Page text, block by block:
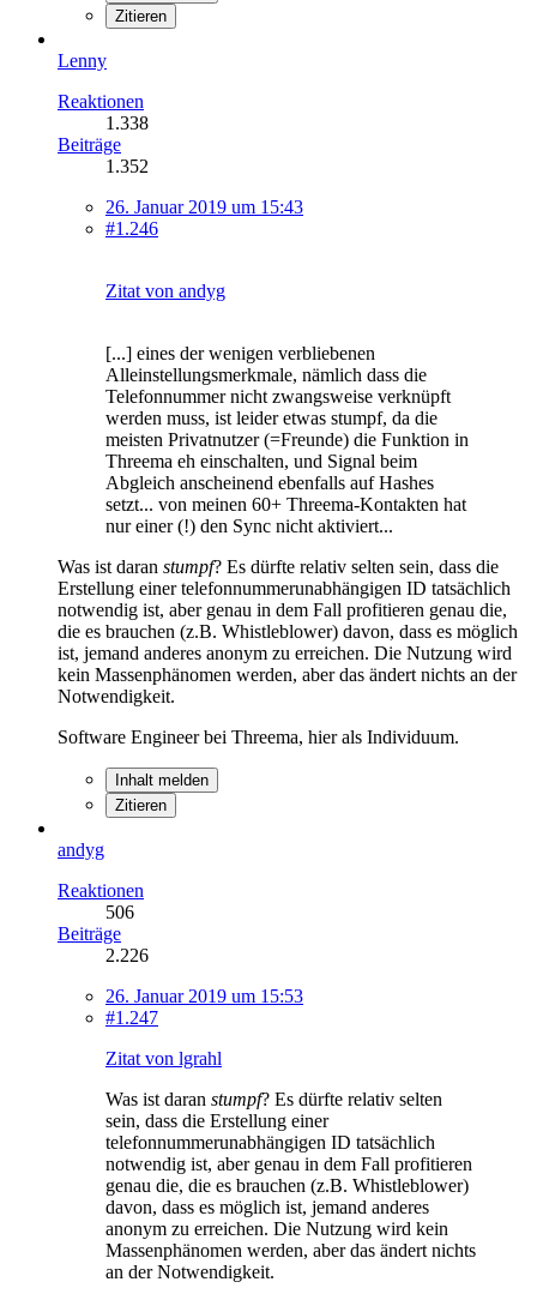
Zitieren
Lenny
Reaktionen
1.338
Beiträge
1.352
26. Januar 2019 um 15:43
#1.246
Zitat von andyg
[...] eines der wenigen verbliebenen
Alleinstellungsmerkmale, nämlich dass die
Telefonnummer nicht zwangsweise verknüpft
werden muss, ist leider etwas stumpf, da die
meisten Privatnutzer (=Freunde) die Funktion in
Threema eh einschalten, und Signal beim
Abgleich anscheinend ebenfalls auf Hashes
setzt... von meinen 60+ Threema-Kontakten hat
nur einer (!) den Sync nicht aktiviert...
Was ist daran stumpf? Es dürfte relativ selten sein, dass die
Erstellung einer telefonnummerunabhängigen ID tatsächlich
notwendig ist, aber genau in dem Fall profitieren genau die,
die es brauchen (z.B. Whistleblower) davon, dass es möglich
ist, jemand anderes anonym zu erreichen. Die Nutzung wird
kein Massenphänomen werden, aber das ändert nichts an der
Notwendigkeit.
Software Engineer bei Threema, hier als Individuum.
Inhalt melden
Zitieren
andyg
Reaktionen
506
Beiträge
2.226
26. Januar 2019 um 15:53
#1.247
Zitat von lgrahl
Was ist daran stumpf? Es dürfte relativ selten
sein, dass die Erstellung einer
telefonnummerunabhängigen ID tatsächlich
notwendig ist, aber genau in dem Fall profitieren
genau die, die es brauchen (z.B. Whistleblower)
davon, dass es möglich ist, jemand anderes
anonym zu erreichen. Die Nutzung wird kein
Massenphänomen werden, aber das ändert nichts
an der Notwendigkeit.